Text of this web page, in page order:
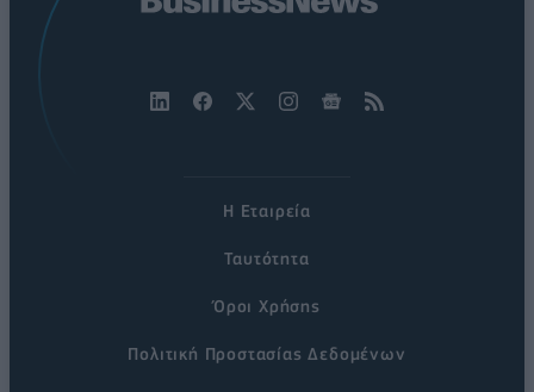
Η Εταιρεία
Ταυτότητα
Όροι Χρήσης
Πολιτική Προστασίας Δεδομένων